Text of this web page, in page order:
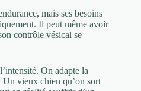
mais ses besoins
Il peut même avoir
contrôle vésical se
On adapte la
Un vieux chien qu’on sort